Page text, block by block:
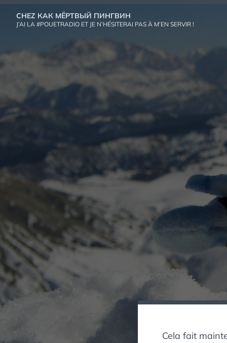
CHEZ КАК МЁРТВЫЙ ПИНГВИН
J’AI LA #POUETRADIO ET JE N’HÉSITERAI PAS À M’EN SERVIR !
Cela fait